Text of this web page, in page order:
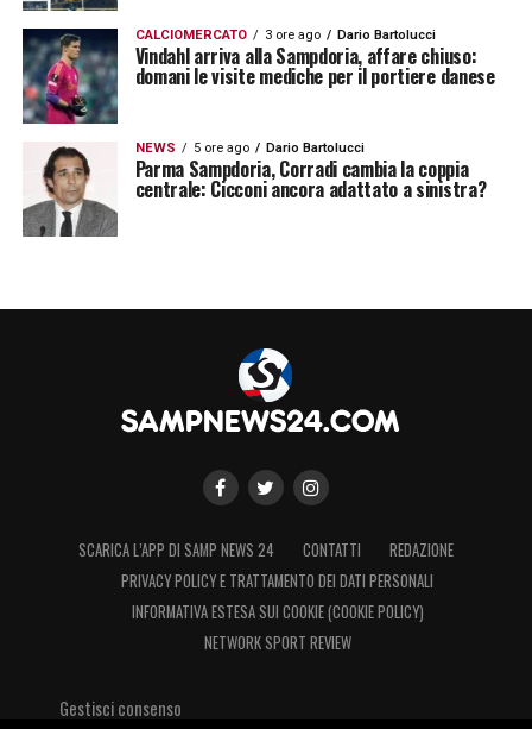
CALCIOMERCATO 3 ore ago Dario Bartolucci
Vindahl arriva alla Sampdoria, affare chiuso:
domani le visite mediche per il portiere danese
NEWS 5 ore ago Dario Bartolucci
Parma Sampdoria, Corradi cambia la coppia
centrale: Cicconi ancora adattato a sinistra?
SCARICA L’APP DI SAMP NEWS 24 CONTATTI
REDAZIONE
PRIVACY POLICY E TRATTAMENTO DEI DATI PERSONALI
INFORMATIVA ESTESA SUI COOKIE (COOKIE POLICY)
NETWORK SPORT REVIEW
Gestisci consenso